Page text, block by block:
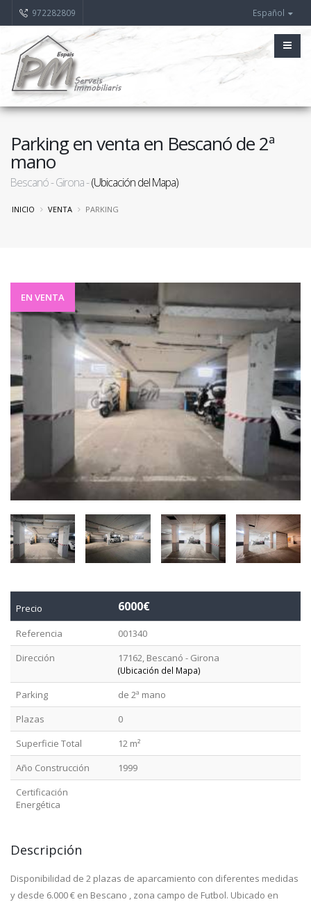
972282809 Español
Parking en venta en Bescanó de 2ª
mano
Bescanó - Girona -(Ubicación del Mapa)
INICIO VENTA PARKING
EN VENTA
Precio 6000€
Referencia
001340
Dirección
17162, Bescanó - Girona
(Ubicación del Mapa)
Parking
de 2ª mano
Plazas
0
Superficie Total
12 m²
Año Construcción
1999
Certificación
Energética
Descripción
Disponibilidad de 2 plazas de aparcamiento con diferentes medidas
y desde 6.000 € en Bescano , zona campo de Futbol. Ubicado en